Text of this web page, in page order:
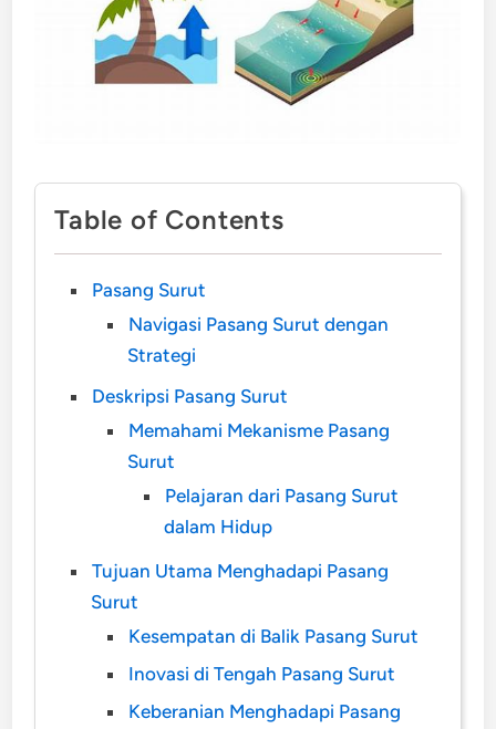
Table of Contents
Pasang Surut
Navigasi Pasang Surut dengan
Strategi
Deskripsi Pasang Surut
Memahami Mekanisme Pasang
Surut
Pelajaran dari Pasang Surut
dalam Hidup
Tujuan Utama Menghadapi Pasang
Surut
Kesempatan di Balik Pasang Surut
Inovasi di Tengah Pasang Surut
Keberanian Menghadapi Pasang